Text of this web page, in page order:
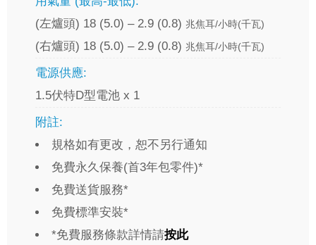
(左爐頭) 18 (5.0) – 2.9 (0.8) 兆焦耳/小時(千瓦)
(右爐頭) 18 (5.0) – 2.9 (0.8) 兆焦耳/小時(千瓦)
電源供應:
1.5伏特D型電池 x 1
附註:
規格如有更改，恕不另行通知
免費永久保養(首3年包零件)*
免費送貨服務*
免費標準安裝*
*免費服務條款詳情請按此